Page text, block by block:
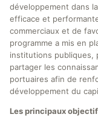
développement dans
efficace et
commerciaux et de
programme a mis en
institutions publiques,
partager les
portuaires afin de
développement du
Les principaux